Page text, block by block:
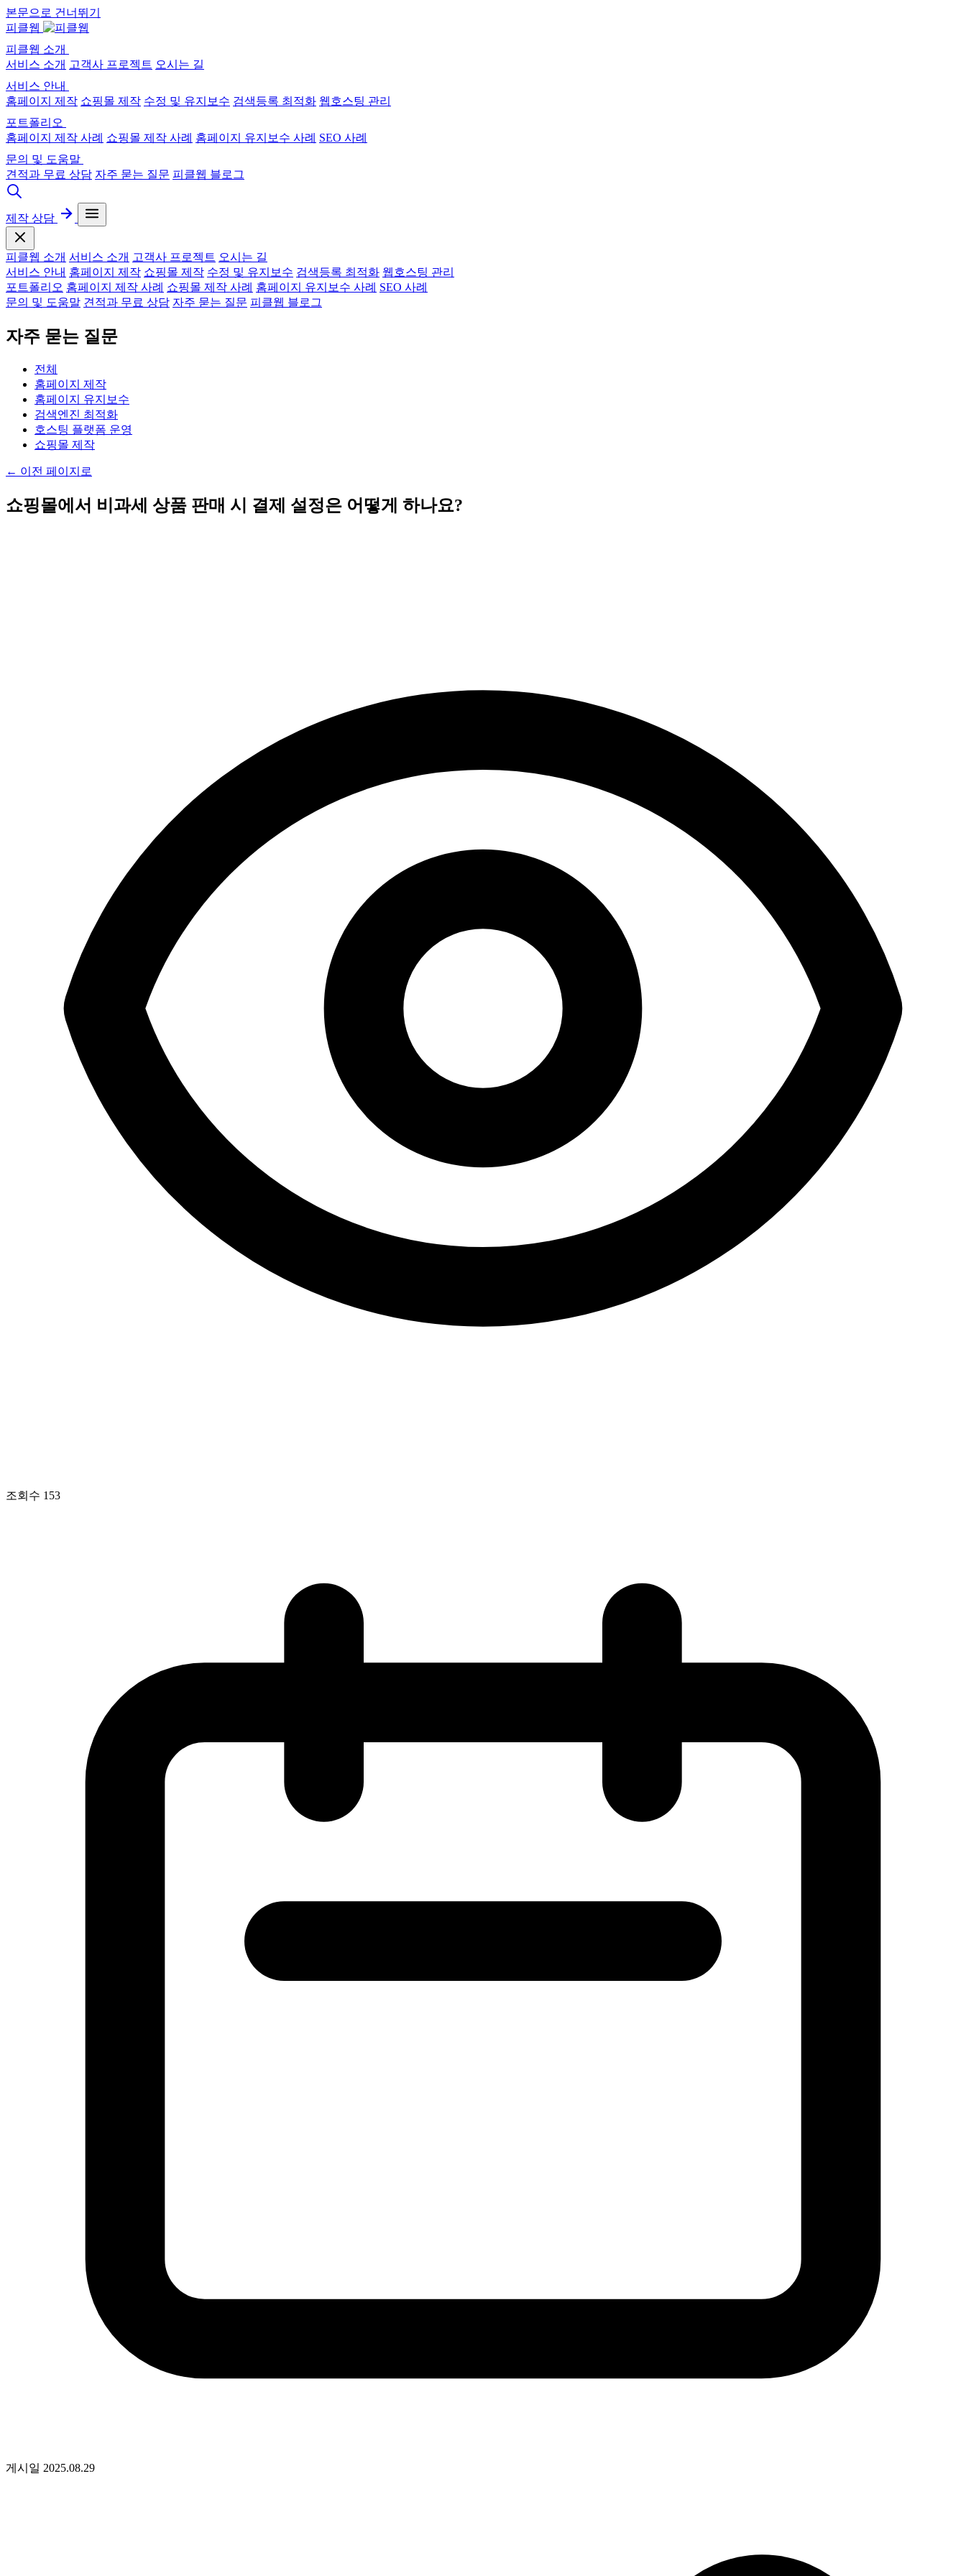
본문으로 건너뛰기
피클웹
피클웹 소개
서비스 소개 고객사 프로젝트 오시는 길
서비스 안내
홈페이지 제작 쇼핑몰 제작 수정 및 유지보수 검색등록 최적화 웹호스팅 관리
포트폴리오
홈페이지 제작 사례 쇼핑몰 제작 사례 홈페이지 유지보수 사례 SEO 사례
문의 및 도움말
견적과 무료 상담 자주 묻는 질문 피클웹 블로그
제작 상담
피클웹 소개 서비스 소개 고객사 프로젝트 오시는 길
서비스 안내 홈페이지 제작 쇼핑몰 제작 수정 및 유지보수 검색등록 최적화 웹호스팅 관리
포트폴리오 홈페이지 제작 사례 쇼핑몰 제작 사례 홈페이지 유지보수 사례 SEO 사례
문의 및 도움말 견적과 무료 상담 자주 묻는 질문 피클웹 블로그
자주 묻는 질문
전체
홈페이지 제작
홈페이지 유지보수
검색엔진 최적화
호스팅 플랫폼 운영
쇼핑몰 제작
← 이전 페이지로
쇼핑몰에서 비과세 상품 판매 시 결제 설정은 어떻게 하나요?
조회수 153
게시일 2025.08.29